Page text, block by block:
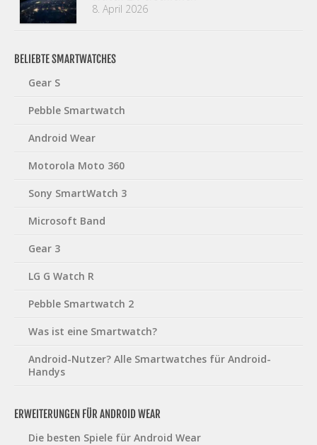
8. April 2026
BELIEBTE SMARTWATCHES
Gear S
Pebble Smartwatch
Android Wear
Motorola Moto 360
Sony SmartWatch 3
Microsoft Band
Gear 3
LG G Watch R
Pebble Smartwatch 2
Was ist eine Smartwatch?
Android-Nutzer? Alle Smartwatches für Android-
Handys
ERWEITERUNGEN FÜR ANDROID WEAR
Die besten Spiele für Android Wear